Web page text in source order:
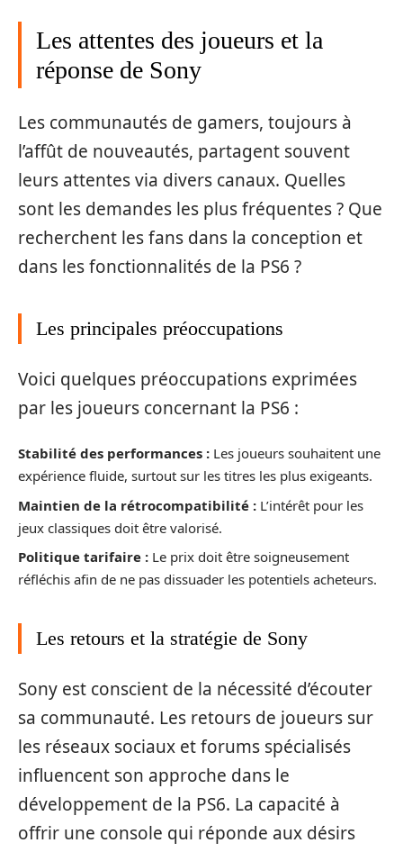
Les attentes des joueurs et la
réponse de Sony
Les communautés de gamers, toujours à
l’affût de nouveautés, partagent souvent
leurs attentes via divers canaux. Quelles
sont les demandes les plus fréquentes ? Que
recherchent les fans dans la conception et
dans les fonctionnalités de la PS6 ?
Les principales préoccupations
Voici quelques préoccupations exprimées
par les joueurs concernant la PS6 :
Stabilité des performances : Les joueurs souhaitent une
expérience fluide, surtout sur les titres les plus exigeants.
Maintien de la rétrocompatibilité : L’intérêt pour les
jeux classiques doit être valorisé.
Politique tarifaire : Le prix doit être soigneusement
réfléchis afin de ne pas dissuader les potentiels acheteurs.
Les retours et la stratégie de Sony
Sony est conscient de la nécessité d’écouter
sa communauté. Les retours de joueurs sur
les réseaux sociaux et forums spécialisés
influencent son approche dans le
développement de la PS6. La capacité à
offrir une console qui réponde aux désirs